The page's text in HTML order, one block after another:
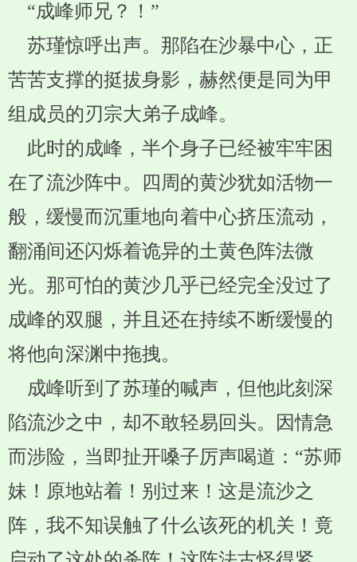
“成峰师兄？！”
苏瑾惊呼出声。那陷在沙暴中心，正
苦苦支撑的挺拔身影，赫然便是同为甲
组成员的刃宗大弟子成峰。
此时的成峰，半个身子已经被牢牢困
在了流沙阵中。四周的黄沙犹如活物一
般，缓慢而沉重地向着中心挤压流动，
翻涌间还闪烁着诡异的土黄色阵法微
光。那可怕的黄沙几乎已经完全没过了
成峰的双腿，并且还在持续不断缓慢的
将他向深渊中拖拽。
成峰听到了苏瑾的喊声，但他此刻深
陷流沙之中，却不敢轻易回头。因情急
而涉险，当即扯开嗓子厉声喝道：“苏师
妹！原地站着！别过来！这是流沙之
阵，我不知误触了什么该死的机关！竟